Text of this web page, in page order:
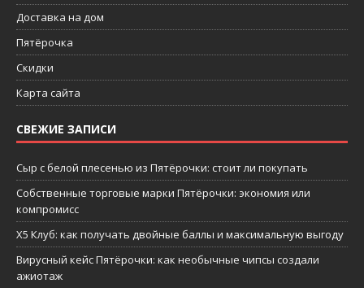
Доставка на дом
Пятёрочка
Скидки
Карта сайта
СВЕЖИЕ ЗАПИСИ
Сыр с белой плесенью из Пятёрочки: стоит ли покупать
Собственные торговые марки Пятёрочки: экономия или
компромисс
X5 Клуб: как получать двойные баллы и максимальную выгоду
Вирусный кейс Пятёрочки: как необычные чипсы создали
ажиотаж